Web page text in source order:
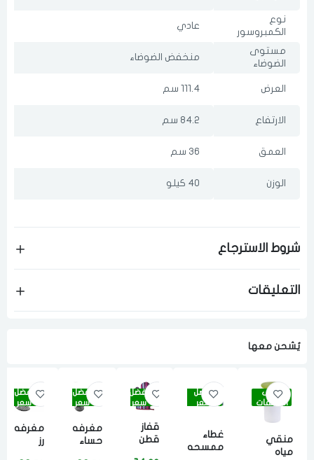
نوع
الكمبروسور
عادي
مستوى
الضوضاء
منخفض الضوضاء
العرض 111.4 سم
الارتفاع 84.2 سم
العمق 36 سم
الوزن 40 كيلو
شروط الاسترجاع
التعليقات
يٌشحن معها
أقوى
الصفقات
منقي
مياه
أفضل
سعر
غطاء
ممسحه
أفضل
سعر
قفاز
قطن
أفضل
سعر
مغرفه
حساء
أفضل
سعر
مغرفه
رز